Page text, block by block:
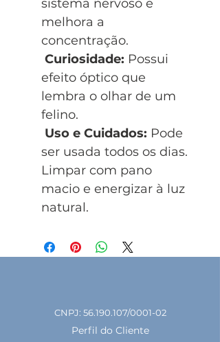
sistema nervoso e
melhora a
concentração.
Curiosidade: Possui
efeito óptico que
lembra o olhar de um
felino.
Uso e Cuidados: Pode
ser usada todos os dias.
Limpar com pano
macio e energizar à luz
natural.
CNPJ: 56.190.107/0001-02
Perfil do Cliente